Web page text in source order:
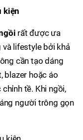
kiện
rất được ưa
lifestyle bởi khả
cần tạo dáng
blazer hoặc áo
tề. Khi ngồi,
người trông gọn